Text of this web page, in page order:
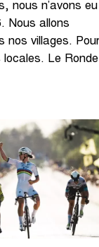
nous n’avons eu
Nous allons
nos villages.
Le Ronde